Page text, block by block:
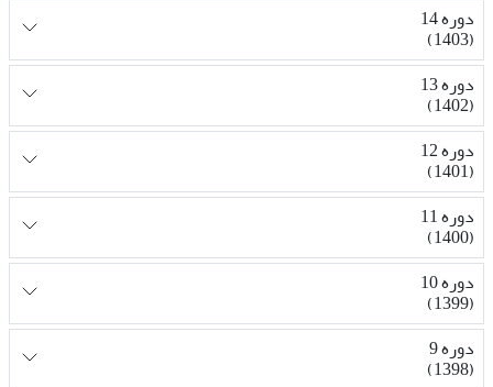
دوره 14
(1403)
دوره 13
(1402)
دوره 12
(1401)
دوره 11
(1400)
دوره 10
(1399)
دوره 9
(1398)